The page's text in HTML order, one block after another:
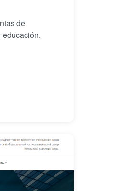
de
educación.